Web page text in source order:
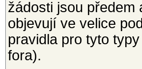
žádosti jsou předem
objevují ve velice
pravidla pro tyto
fora).